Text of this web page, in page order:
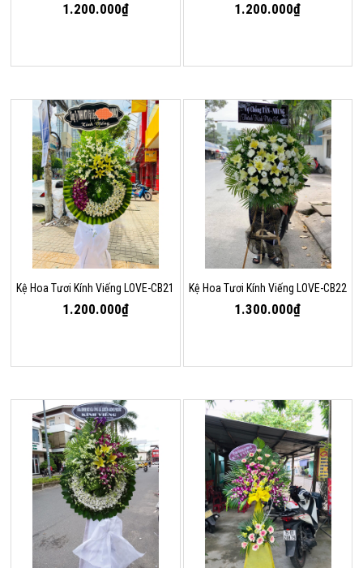
1.200.000₫ 1.200.000₫
Kệ Hoa Tươi Kính Viếng LOVE-CB21
1.200.000₫
Kệ Hoa Tươi Kính Viếng LOVE-CB22
1.300.000₫